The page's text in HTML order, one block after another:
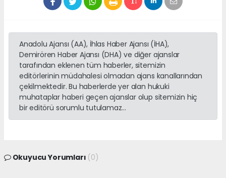
Anadolu Ajansı (AA), İhlas Haber Ajansı (İHA),
Demirören Haber Ajansı (DHA) ve diğer ajanslar
tarafından eklenen tüm haberler, sitemizin
editörlerinin müdahalesi olmadan ajans kanallarından
çekilmektedir. Bu haberlerde yer alan hukuki
muhataplar haberi geçen ajanslar olup sitemizin hiç
bir editörü sorumlu tutulamaz...
Okuyucu Yorumları (0)